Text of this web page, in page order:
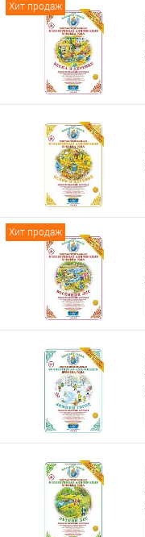
Хит продаж
Хит продаж